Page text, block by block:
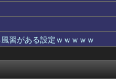
げ
習がある設定ｗｗｗｗｗ